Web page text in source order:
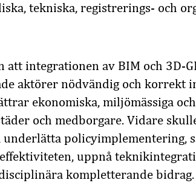
tekniska, registrerings- och
att integrationen av BIM och 3D-
aktörer nödvändig och korrekt
ekonomiska, miljömässiga
och medborgare. Vidare
underlätta policyimplementering,
uppnå
kompletterande